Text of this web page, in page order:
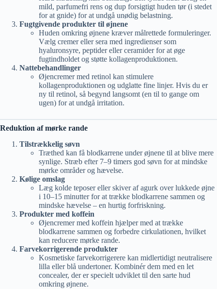
mild, parfumefri rens og dup forsigtigt huden tør (i stedet
for at gnide) for at undgå unødig belastning.
Fugtgivende produkter til øjnene
Huden omkring øjnene kræver målrettede formuleringer.
Vælg cremer eller sera med ingredienser som
hyaluronsyre, peptider eller ceramider for at øge
fugtindholdet og støtte kollagenproduktionen.
Nattebehandlinger
Øjencremer med retinol kan stimulere
kollagenproduktionen og udglatte fine linjer. Hvis du er
ny til retinol, så begynd langsomt (en til to gange om
ugen) for at undgå irritation.
Reduktion af mørke rande
Tilstrækkelig søvn
Træthed kan få blodkarrene under øjnene til at blive mere
synlige. Stræb efter 7–9 timers god søvn for at mindske
mørke områder og hævelse.
Kølige omslag
Læg kolde teposer eller skiver af agurk over lukkede øjne
i 10–15 minutter for at trække blodkarrene sammen og
mindske hævelse – en hurtig forfriskning.
Produkter med koffein
Øjencremer med koffein hjælper med at trække
blodkarrene sammen og forbedre cirkulationen, hvilket
kan reducere mørke rande.
Farvekorrigerende produkter
Kosmetiske farvekorrigerere kan midlertidigt neutralisere
lilla eller blå undertoner. Kombinér dem med en let
concealer, der er specielt udviklet til den sarte hud
omkring øjnene.